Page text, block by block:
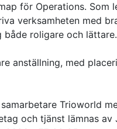
för Operations. Som
verksamheten med
både roligare och lättare.
anställning, med
Trioworld
och tjänst lämnas